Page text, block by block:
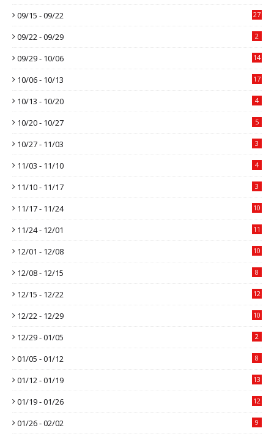
09/15 - 09/22 27
09/22 - 09/29 2
09/29 - 10/06 14
10/06 - 10/13 17
10/13 - 10/20 4
10/20 - 10/27 5
10/27 - 11/03 3
11/03 - 11/10 4
11/10 - 11/17 3
11/17 - 11/24 10
11/24 - 12/01 11
12/01 - 12/08 10
12/08 - 12/15 8
12/15 - 12/22 12
12/22 - 12/29 10
12/29 - 01/05 2
01/05 - 01/12 8
01/12 - 01/19 13
01/19 - 01/26 12
01/26 - 02/02 9